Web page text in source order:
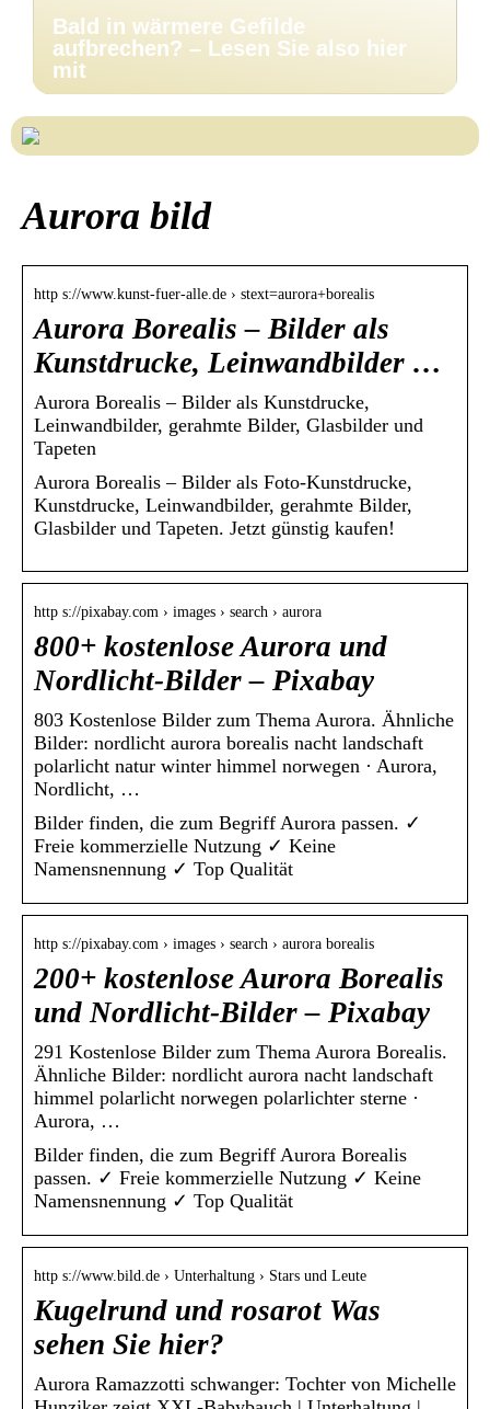
Bald in wärmere Gefilde
aufbrechen? – Lesen Sie also hier
mit
Aurora bild
http s://www.kunst-fuer-alle.de › stext=aurora+borealis
Aurora Borealis – Bilder als
Kunstdrucke, Leinwandbilder …
Aurora Borealis – Bilder als Kunstdrucke,
Leinwandbilder, gerahmte Bilder, Glasbilder und
Tapeten
Aurora Borealis – Bilder als Foto-Kunstdrucke,
Kunstdrucke, Leinwandbilder, gerahmte Bilder,
Glasbilder und Tapeten. Jetzt günstig kaufen!
http s://pixabay.com › images › search › aurora
800+ kostenlose Aurora und
Nordlicht-Bilder – Pixabay
803 Kostenlose Bilder zum Thema Aurora. Ähnliche
Bilder: nordlicht aurora borealis nacht landschaft
polarlicht natur winter himmel norwegen · Aurora,
Nordlicht, …
Bilder finden, die zum Begriff Aurora passen. ✓
Freie kommerzielle Nutzung ✓ Keine
Namensnennung ✓ Top Qualität
http s://pixabay.com › images › search › aurora borealis
200+ kostenlose Aurora Borealis
und Nordlicht-Bilder – Pixabay
291 Kostenlose Bilder zum Thema Aurora Borealis.
Ähnliche Bilder: nordlicht aurora nacht landschaft
himmel polarlicht norwegen polarlichter sterne ·
Aurora, …
Bilder finden, die zum Begriff Aurora Borealis
passen. ✓ Freie kommerzielle Nutzung ✓ Keine
Namensnennung ✓ Top Qualität
http s://www.bild.de › Unterhaltung › Stars und Leute
Kugelrund und rosarot Was
sehen Sie hier?
Aurora Ramazzotti schwanger: Tochter von Michelle